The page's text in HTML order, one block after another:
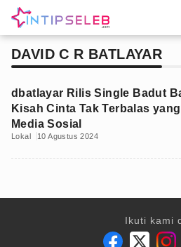
DAVID C R BATLAYAR
dbatlayar Rilis Single Badut
Kisah Cinta Tak Terbalas
Media Sosial
Lokal 10 Agustus 2024
Ikuti kami